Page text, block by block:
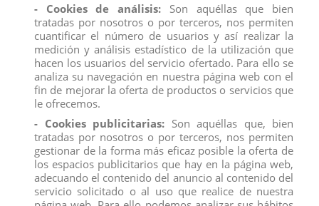
Descripción
Detalles del producto
Reviews(0)
Figuras oficiales de Power Rangers
Colecciona los 6 Rangers de edición limitada a la vez con este
paquete de 3 de gran valor
Las figuras miden aproximadamente 6,5 cm de altura
Imprescindible para cualquier ventilador o coleccionista de
Power Rangers
A partir de 6 años
PRECIO POR UNIDAD
Todos los productos de nuestrocatálogoobtienen el certificado
exigido por la U.E.
- Cookies de análisis: Son aquéllas que bien
tratadas por nosotros o por terceros, nos permiten
cuantificar el número de usuarios y así realizar la
medición y análisis estadístico de la utilización que
hacen los usuarios del servicio ofertado. Para ello se
analiza su navegación en nuestra página web con el
fin de mejorar la oferta de productos o servicios que
le ofrecemos.
- Cookies publicitarias: Son aquéllas que, bien
tratadas por nosotros o por terceros, nos permiten
gestionar de la forma más eficaz posible la oferta de
los espacios publicitarios que hay en la página web,
adecuando el contenido del anuncio al contenido del
servicio solicitado o al uso que realice de nuestra